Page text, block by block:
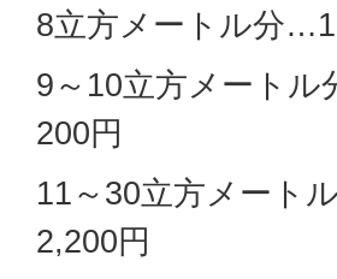
8立方メートル分
9～10立方メート
200円
11～30立方メート
2,200円